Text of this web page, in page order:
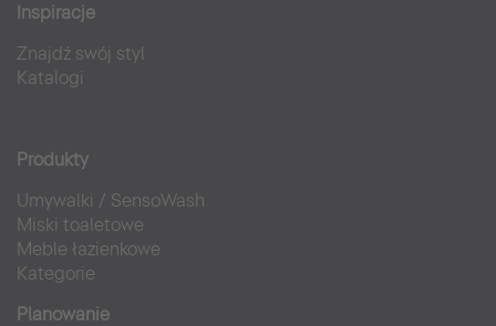
Inspiracje
Znajdź swój styl
Katalogi
Produkty
Umywalki / SensoWash
Miski toaletowe
Meble łazienkowe
Kategorie
Planowanie